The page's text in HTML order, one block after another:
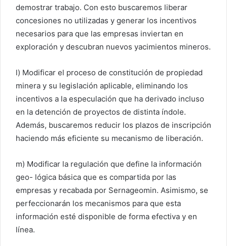
demostrar trabajo. Con esto buscaremos liberar
concesiones no utilizadas y generar los incentivos
necesarios para que las empresas inviertan en
exploración y descubran nuevos yacimientos mineros.
l) Modificar el proceso de constitución de propiedad
minera y su legislación aplicable, eliminando los
incentivos a la especulación que ha derivado incluso
en la detención de proyectos de distinta índole.
Además, buscaremos reducir los plazos de inscripción
haciendo más eficiente su mecanismo de liberación.
m) Modificar la regulación que define la información
geo- lógica básica que es compartida por las
empresas y recabada por Sernageomin. Asimismo, se
perfeccionarán los mecanismos para que esta
información esté disponible de forma efectiva y en
línea.